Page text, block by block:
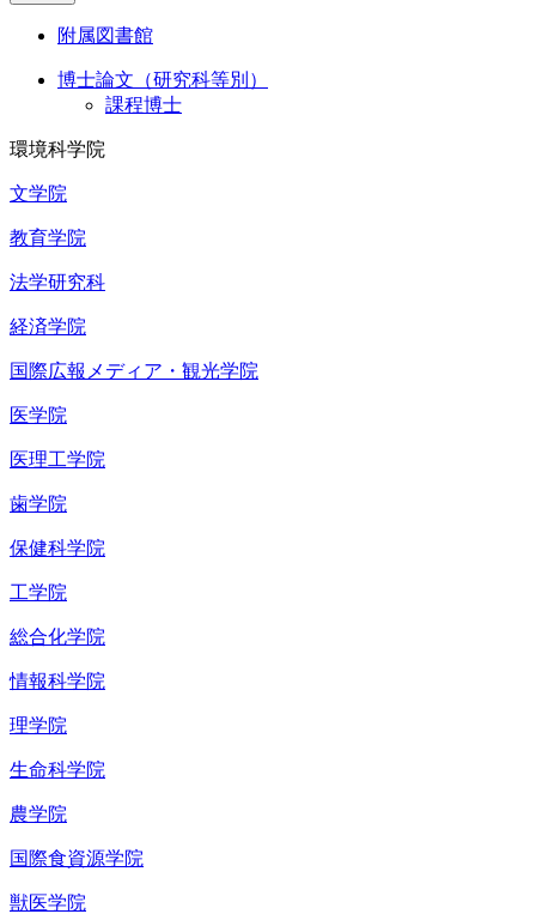
附属図書館
博士論文（研究科等別）
課程博士
環境科学院
文学院
教育学院
法学研究科
経済学院
国際広報メディア・観光学院
医学院
医理工学院
歯学院
保健科学院
工学院
総合化学院
情報科学院
理学院
生命科学院
農学院
国際食資源学院
獣医学院